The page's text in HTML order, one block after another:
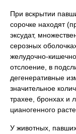
При вскрытии
сорочке находят
эксудат,
серозных
желудочно-
отслоение, в
дегенеративные
значительное
трахее, бронхах и
цианогенного
У животных,